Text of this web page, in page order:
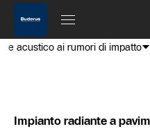
e acustico ai rumori di impatto
Impianto radiante a